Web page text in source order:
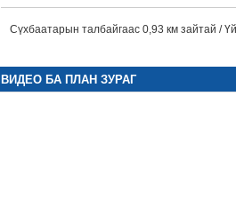
Сүхбаатарын талбайгаас 0,93 км зайтай /
ВИДЕО БА ПЛАН ЗУРАГ